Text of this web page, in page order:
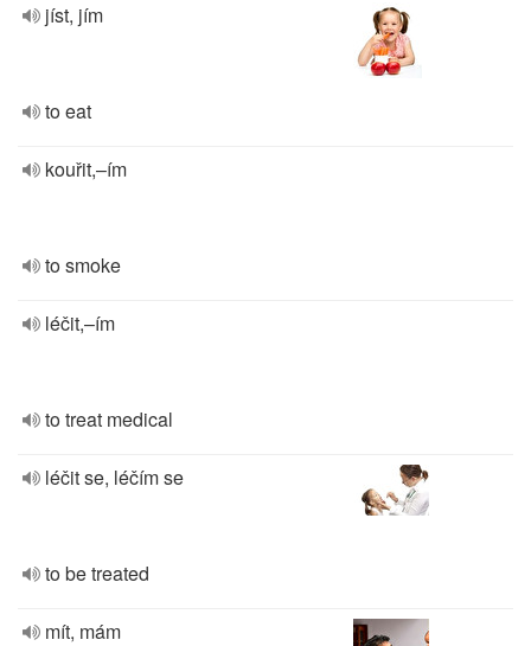
jíst, jím
to eat
kouřit,–ím
to smoke
léčit,–ím
to treat medical
léčit se, léčím se
to be treated
mít, mám